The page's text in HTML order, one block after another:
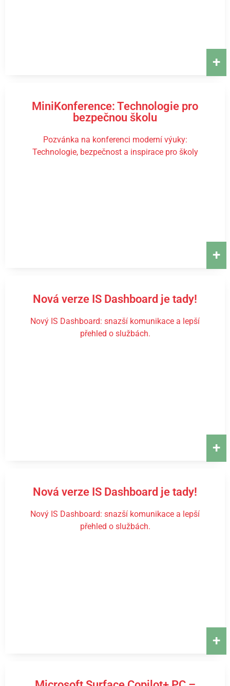
+
MiniKonference: Technologie pro
bezpečnou školu
Pozvánka na konferenci moderní výuky:
Technologie, bezpečnost a inspirace pro školy
+
Nová verze IS Dashboard je tady!
Nový IS Dashboard: snazší komunikace a lepší
přehled o službách.
+
Nová verze IS Dashboard je tady!
Nový IS Dashboard: snazší komunikace a lepší
přehled o službách.
+